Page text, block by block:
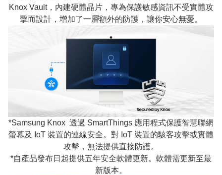
Knox Vault，內建硬體晶片，專為保護敏感資訊不受實體攻
擊而設計，增加了一層額外的防護，讓你安心無憂。
*Samsung Knox 透過 SmartThings 應用程式保護智慧聯網
螢幕及 IoT 裝置的連線安全。對 IoT 裝置的駭客攻擊或實體
攻擊，無法提供直接防護。
*自產品發布日起提供五年安全軟體更新。軟體需更新至最
新版本。